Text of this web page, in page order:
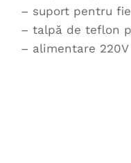
– suport pentru
– talpă de teflon
– alimentare 220V